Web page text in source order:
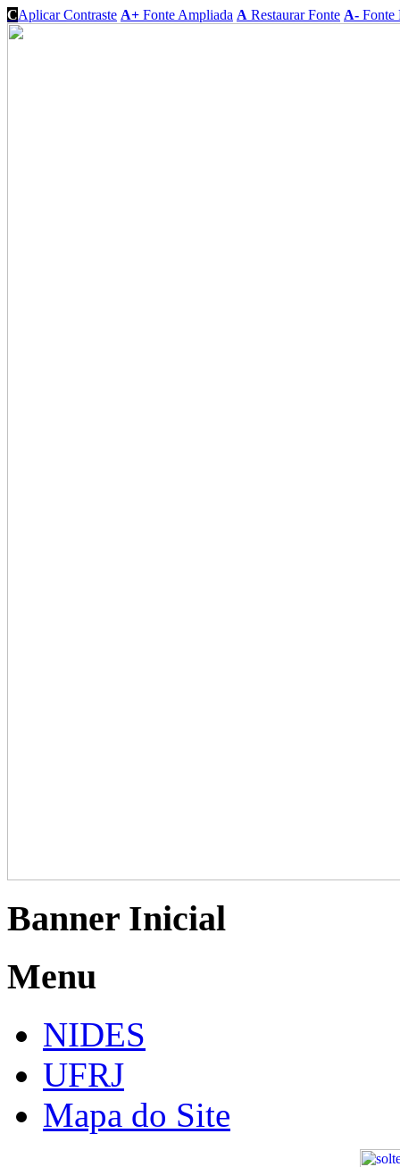
CAplicar Contraste A+ Fonte Ampliada A Restaurar Fonte A- Fonte
Banner Inicial
Menu
NIDES
UFRJ
Mapa do Site